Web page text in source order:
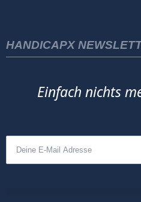
HANDICAPX
Einfach nichts